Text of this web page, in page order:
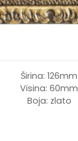
Širina: 126mm
Visina: 60mm
Boja: zlato